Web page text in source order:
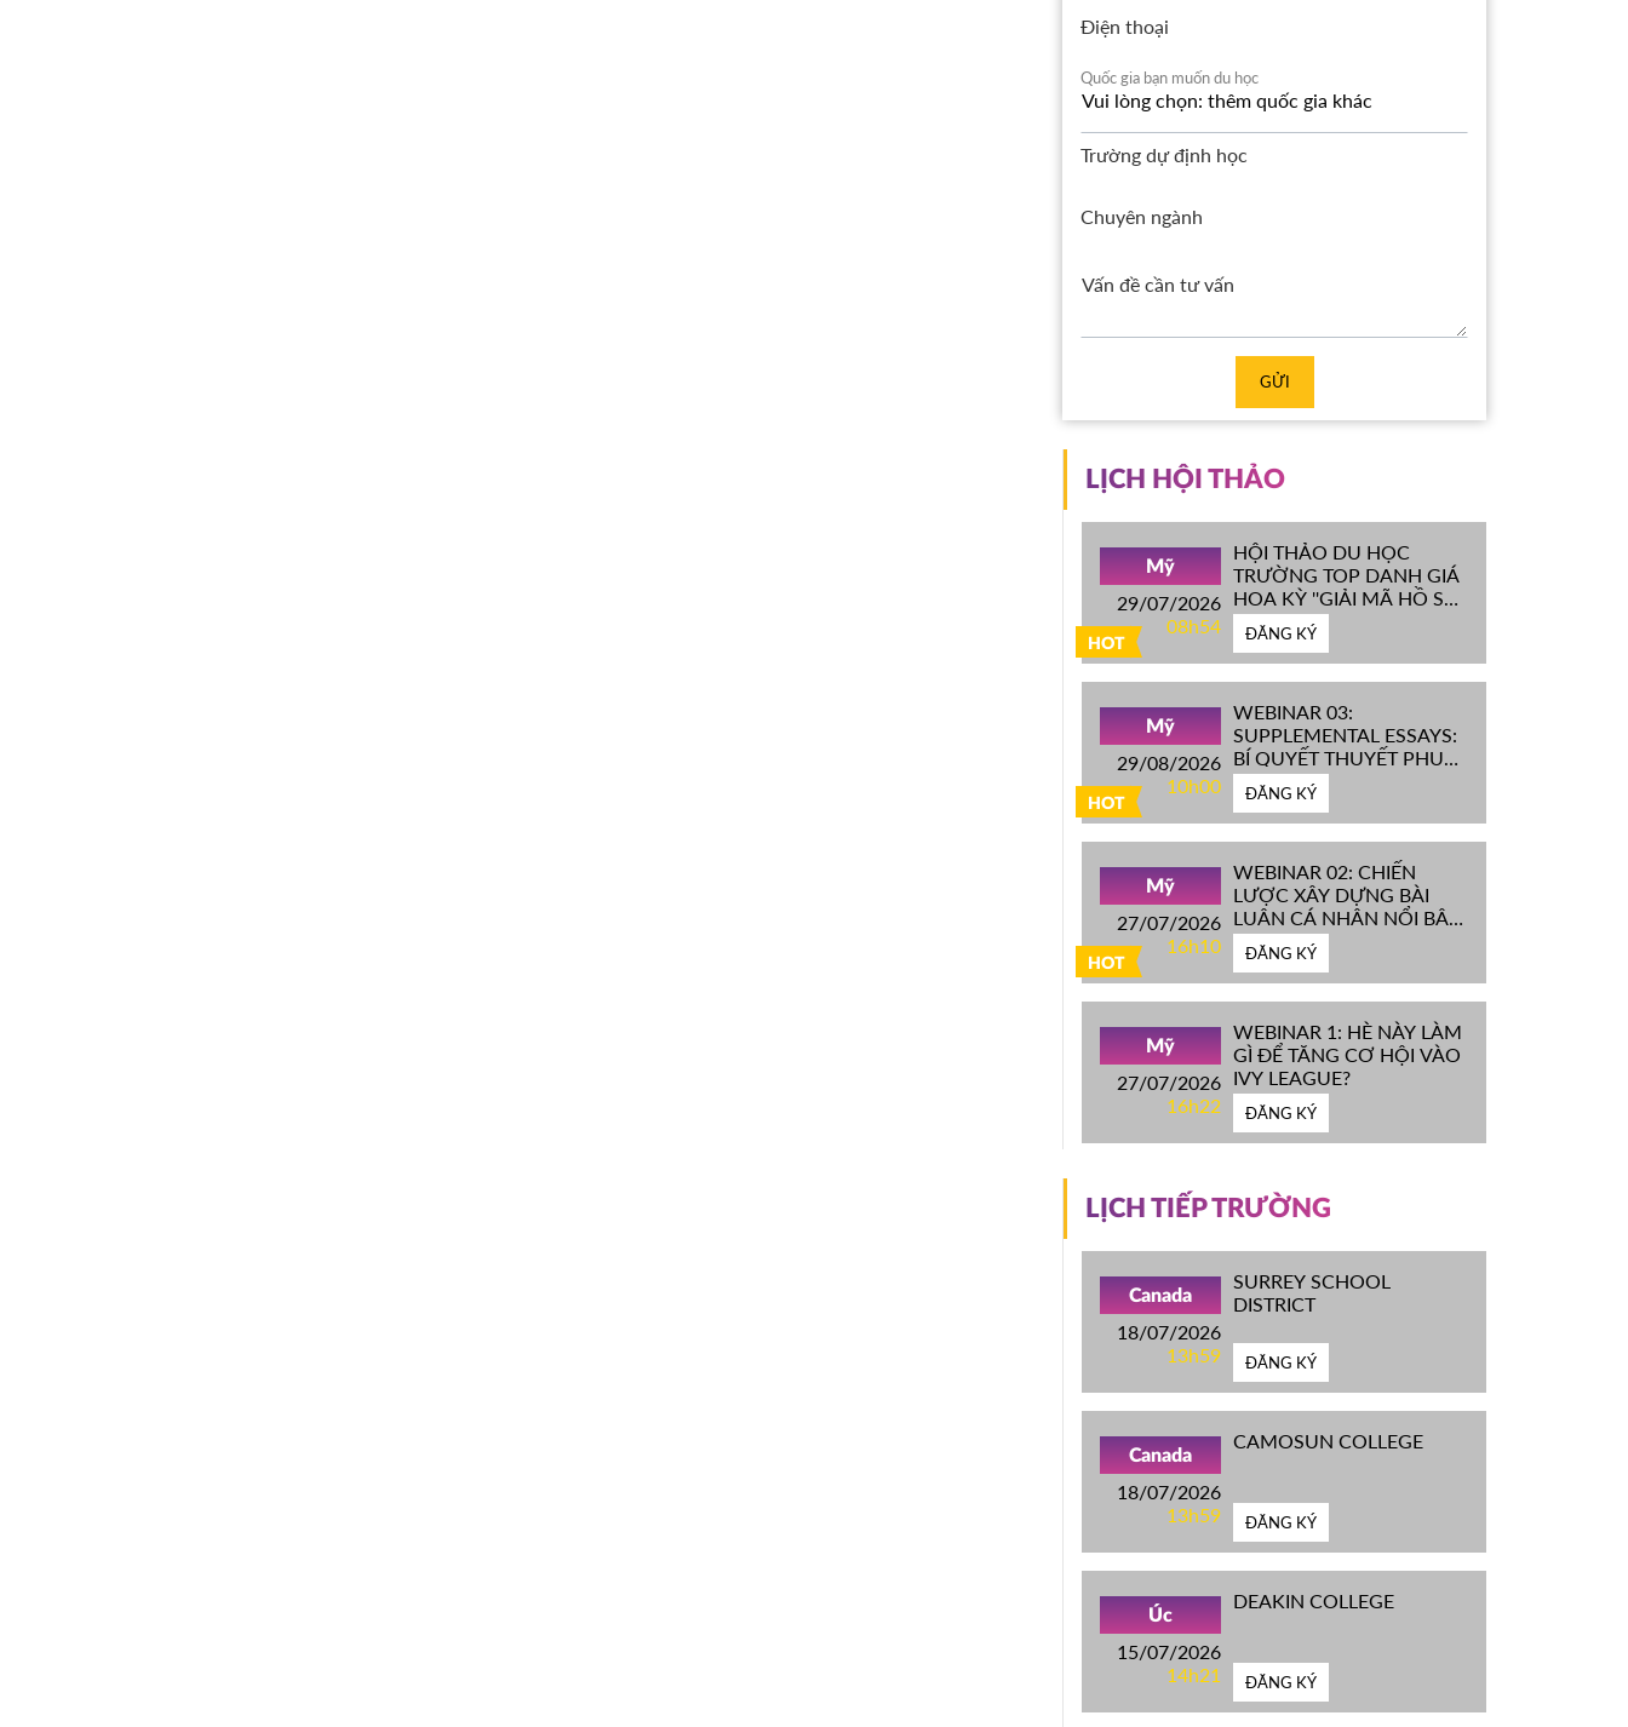
Điện thoại
Quốc gia bạn muốn du học
Trường dự định học
Chuyên ngành
GỬI
LỊCH HỘI THẢO
HOT
Mỹ
29/07/2026
08h54
HỘI THẢO DU HỌC
TRƯỜNG TOP DANH GIÁ
HOA KỲ ''GIẢI MÃ HỒ SƠ
IVY LEAGUE''
ĐĂNG KÝ
HOT
Mỹ
29/08/2026
10h00
WEBINAR 03:
SUPPLEMENTAL ESSAYS:
BÍ QUYẾT THUYẾT PHỤC
HỘI ĐỒNG TUYỂN SINH
ĐH TOP ĐẦU MỸ
ĐĂNG KÝ
HOT
Mỹ
27/07/2026
16h10
WEBINAR 02: CHIẾN
LƯỢC XÂY DỰNG BÀI
LUẬN CÁ NHÂN NỔI BẬT
CHINH PHỤC ĐH TOP
ĐẦU MỸ
ĐĂNG KÝ
Mỹ
27/07/2026
16h22
WEBINAR 1: HÈ NÀY LÀM
GÌ ĐỂ TĂNG CƠ HỘI VÀO
IVY LEAGUE?
ĐĂNG KÝ
LỊCH TIẾP TRƯỜNG
Canada
18/07/2026
13h59
SURREY SCHOOL
DISTRICT
ĐĂNG KÝ
Canada
18/07/2026
13h59
CAMOSUN COLLEGE
ĐĂNG KÝ
Úc
15/07/2026
14h21
DEAKIN COLLEGE
ĐĂNG KÝ